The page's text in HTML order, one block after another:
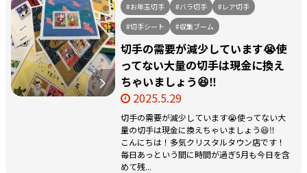
#お年玉切手 #バラ切手
#レア切手
#切手シート
#収集ブーム
切手の需要が減少しています😭使
ってない大量の切手は現金に換え
ちゃいましょう😆‼️
2025.5.29
切手の需要が減少しています😭使ってない大
量の切手は現金に換えちゃいましょう😆‼️
こんにちは！多気クリスタルタウン店です！
毎日あっという間に時間が過ぎ5月も今日を含
めて残...